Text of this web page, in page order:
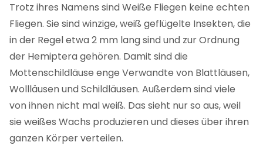
Pflege nach dem Befall mit Weißen Fliegen
Nimm das Problem der Weißen Fliege in Angriff!
Weiße Fliege FAQ
Trotz ihres Namens sind Weiße Fliegen keine echten
Fliegen. Sie sind winzige, weiß geflügelte Insekten, die
in der Regel etwa 2 mm lang sind und zur Ordnung
der Hemiptera gehören. Damit sind die
Mottenschildläuse enge Verwandte von Blattläusen,
Wollläusen und Schildläusen. Außerdem sind viele
von ihnen nicht mal weiß. Das sieht nur so aus, weil
sie weißes Wachs produzieren und dieses über ihren
ganzen Körper verteilen.